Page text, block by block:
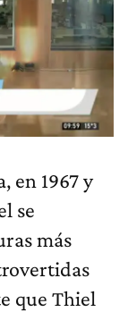
en 1967 y
se
más
que Thiel